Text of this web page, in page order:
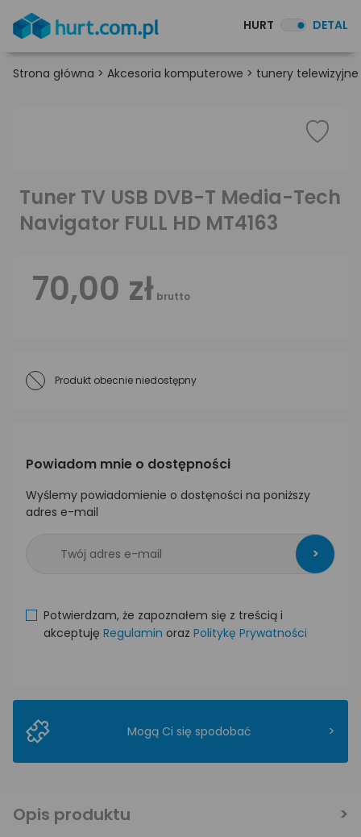
HURT DETAL
Strona główna > Akcesoria komputerowe > tunery telewizyjne
Tuner TV USB DVB-T Media-Tech
Navigator FULL HD MT4163
70,00 zł brutto
Produkt obecnie niedostępny
Powiadom mnie o dostępności
Wyślemy powiadomienie o dostęności na poniższy
adres e-mail
>
Potwierdzam, że zapoznałem się z treścią i
akceptuję Regulamin oraz Politykę Prywatności
Mogą Ci się spodobać >
Opis produktu